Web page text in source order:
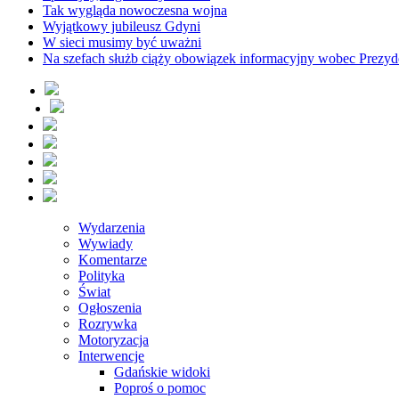
Tak wygląda nowoczesna wojna
Wyjątkowy jubileusz Gdyni
W sieci musimy być uważni
Na szefach służb ciąży obowiązek informacyjny wobec
Wydarzenia
Wywiady
Komentarze
Polityka
Świat
Ogłoszenia
Rozrywka
Motoryzacja
Interwencje
Gdańskie widoki
Poproś o pomoc